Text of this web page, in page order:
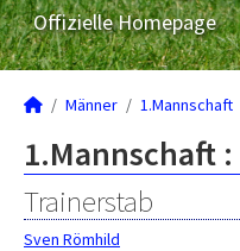
Offizielle Homepage
Männer 1.Mannschaft
1.Mannschaft :
Trainerstab
Sven Römhild